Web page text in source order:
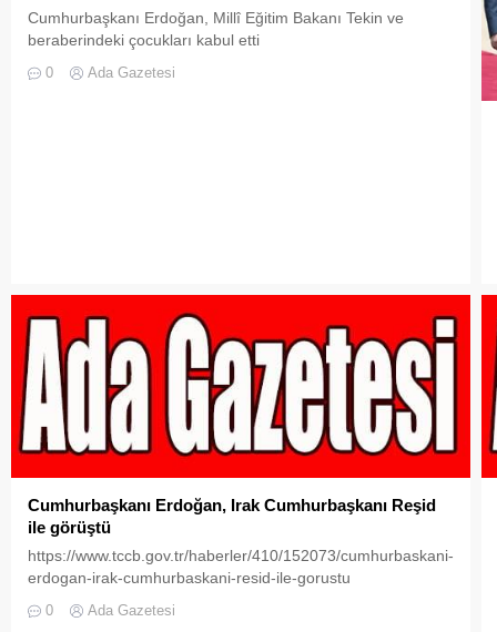
Cumhurbaşkanı Erdoğan, Millî Eğitim Bakanı Tekin ve
beraberindeki çocukları kabul etti
0 Ada Gazetesi
Cumhurbaşkanı Erdoğan, Irak Cumhurbaşkanı Reşid
ile görüştü
https://www.tccb.gov.tr/haberler/410/152073/cumhurbaskani-
erdogan-irak-cumhurbaskani-resid-ile-gorustu
0 Ada Gazetesi